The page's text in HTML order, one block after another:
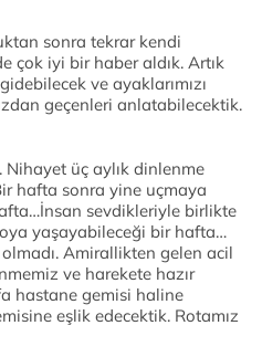
sonra tekrar kendi
çok iyi bir haber aldık. Artık
ve ayaklarımızı
geçenleri anlatabilecektik.
üç aylık dinlenme
hafta sonra yine uçmaya
sevdikleriyle birlikte
yaşayabileceği bir hafta…
Amirallikten gelen acil
ve harekete hazır
hastane gemisi haline
eşlik edecektik. Rotamız